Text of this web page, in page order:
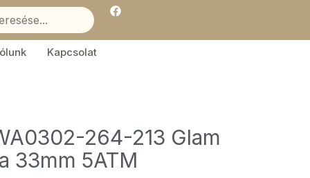
F
a
e
Kapcsolat
264-213 Glam
33mm 5ATM